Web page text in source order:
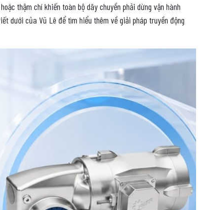
thậm chí khiến toàn bộ dây chuyền phải dừng vận hành
dưới của Vũ Lê để tìm hiểu thêm về giải pháp truyền động